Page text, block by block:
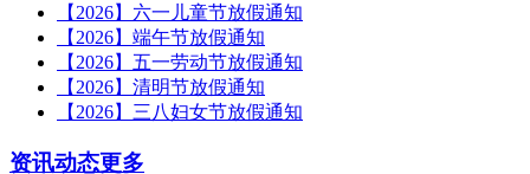
【2026】六一儿童节放假通知
【2026】端午节放假通知
【2026】五一劳动节放假通知
【2026】清明节放假通知
【2026】三八妇女节放假通知
资讯动态更多